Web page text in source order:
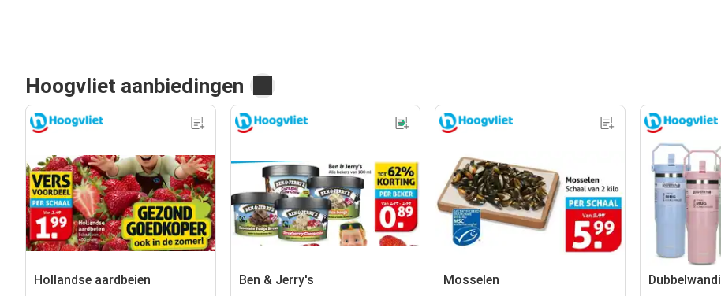
Hoogvliet aanbiedingen
Hollandse aardbeien Ben & Jerry's Mosselen